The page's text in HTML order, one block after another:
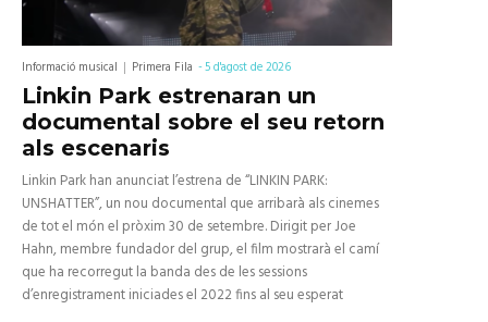
Informació musical Primera Fila -5 d'agost de 2026
Linkin Park estrenaran un
documental sobre el seu retorn
als escenaris
Linkin Park han anunciat l’estrena de “LINKIN PARK:
UNSHATTER”, un nou documental que arribarà als cinemes
de tot el món el pròxim 30 de setembre. Dirigit per Joe
Hahn, membre fundador del grup, el film mostrarà el camí
que ha recorregut la banda des de les sessions
d’enregistrament iniciades el 2022 fins al seu esperat